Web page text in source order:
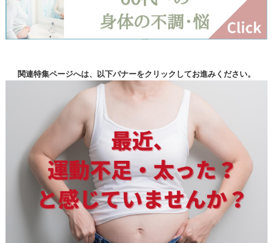
関連特集ページへは、以下バナーをクリックしてお進みください。